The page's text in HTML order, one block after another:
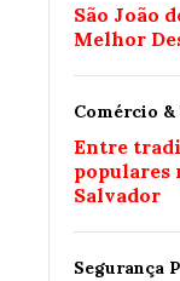
São João
Melhor
Comércio
Entre
populares
Salvador
Segurança